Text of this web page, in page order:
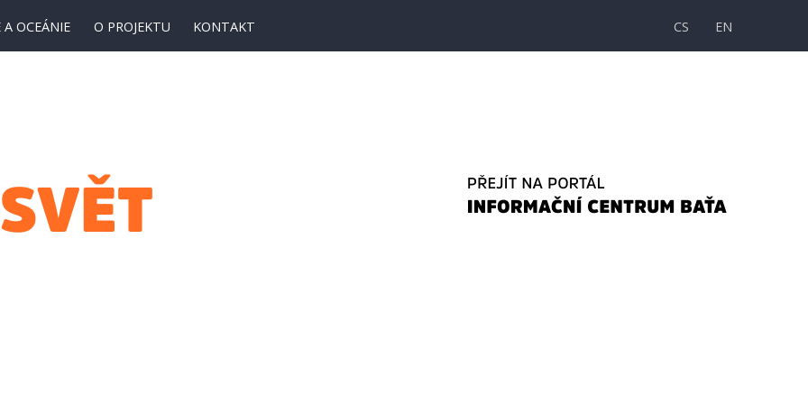
A OCEÁNIE O PROJEKTU KONTAKT CS EN